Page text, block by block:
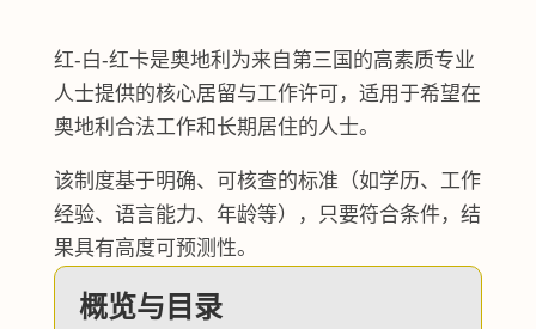
红-白-红卡是奥地利为来自第三国的高素质专业
人士提供的核心居留与工作许可，适用于希望在
奥地利合法工作和长期居住的人士。
该制度基于明确、可核查的标准（如学历、工作
经验、语言能力、年龄等），只要符合条件，结
果具有高度可预测性。
概览与目录